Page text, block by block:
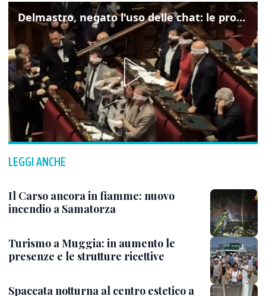
Delmastro, negato l'uso delle chat: le proteste di Avs e M5s
LEGGI ANCHE
Il Carso ancora in fiamme: nuovo
incendio a Samatorza
Turismo a Muggia: in aumento le
presenze e le strutture ricettive
Spaccata notturna al centro estetico a